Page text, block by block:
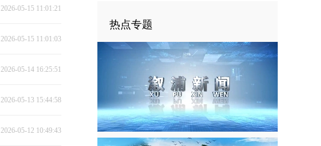
2026-05-15 11:01:21
2026-05-15 11:01:03
2026-05-14 16:25:51
2026-05-13 15:44:58
2026-05-12 10:49:43
热点专题